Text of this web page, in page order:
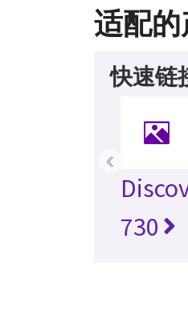
适配
快速链
730
‹